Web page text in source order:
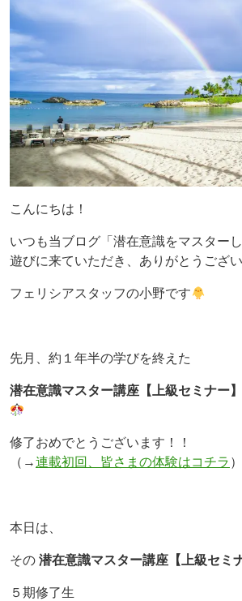
こんにちは！
いつも当ブログ「潜在意識をマスター
遊びに来ていただき、ありがとうござ
フェリシアスタッフの小野です
先月、約１年半の学びを終えた
潜在意識マスター講座【上級セミナー】
修了おめでとうございます！！
（→連載初回、皆さまの体験はコチラ ）
本日は、
その 潜在意識マスター講座【上級セミ
５期修了生